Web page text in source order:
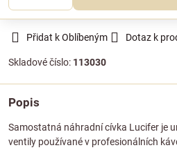
Přidat k Oblíbeným Dotaz k
Skladové číslo: 113030
Popis
Samostatná náhradní cívka Lucifer je
ventily používané v profesionálních